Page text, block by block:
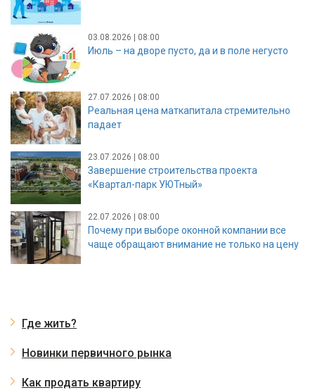
03.08.2026 | 08:00
Июль – на дворе пусто, да и в поле негусто
27.07.2026 | 08:00
Реальная цена маткапитала стремительно
падает
23.07.2026 | 08:00
Завершение строительства проекта
«Квартал-парк УЮТный»
22.07.2026 | 08:00
Почему при выборе оконной компании все
чаще обращают внимание не только на цену
Где жить?
Новинки первичного рынка
Как продать квартиру